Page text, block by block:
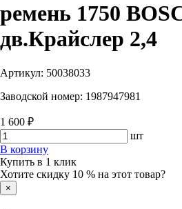
ремень 1750
дв.Крайслер 2,4
Артикул: 50038033
Заводской номер: 1987947981
1 600 ₽
шт
В корзину
Купить в 1 клик
Хотите скидку 10 % на этот товар?
×